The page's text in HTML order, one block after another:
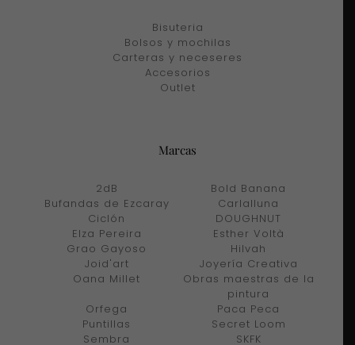
Bisuteria
Bolsos y mochilas
Carteras y neceseres
Accesorios
Outlet
Marcas
2dB
Bold Banana
Bufandas de Ezcaray
Carlalluna
Ciclón
DOUGHNUT
Elza Pereira
Esther Voltà
Grao Gayoso
Hilvah
Joid'art
Joyería Creativa
Oana Millet
Obras maestras de la
pintura
Orfega
Paca Peca
Puntillas
Secret Loom
Sembra
SKFK